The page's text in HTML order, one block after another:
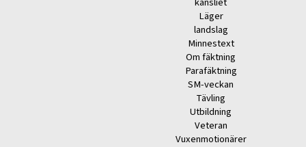
Läger
landslag
Minnestext
Om fäktning
Parafäktning
SM-veckan
Tävling
Utbildning
Veteran
Vuxenmotionärer